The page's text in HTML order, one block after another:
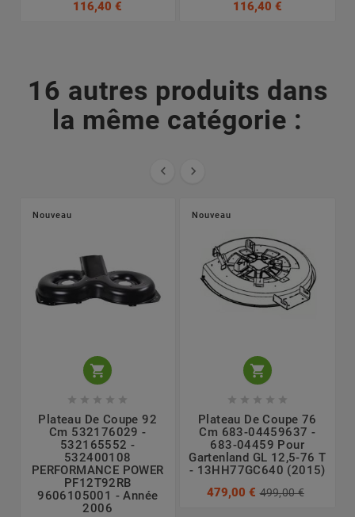
116,40 €
116,40 €
16 autres produits dans
la même catégorie :
 
Nouveau

    
Plateau De Coupe 92
Cm 532176029 -
532165552 -
532400108
PERFORMANCE POWER
PF12T92RB
9606105001 - Année
2006
Nouveau

    
Plateau De Coupe 76
Cm 683-04459637 -
683-04459 Pour
Gartenland GL 12,5-76 T
- 13HH77GC640 (2015)
479,00 € 499,00 €